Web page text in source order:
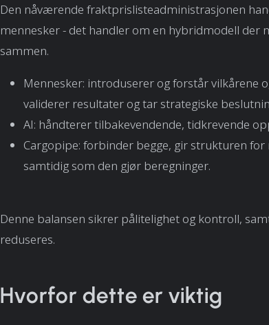
Den nåværende fraktprislisteadministrasjonen
mennesker - det handler om en hybridmodell der
sammen.
Mennesker: introduserer og forstår vilkårene
validerer resultater og tar strategiske
AI: håndterer tilbakevendende, tidkrevende
Cargopipe: forbinder begge, gir strukturen
samtidig som den gjør beregninger.
Denne balansen sikrer pålitelighet og kontroll,
reduseres.
Hvorfor dette er viktig